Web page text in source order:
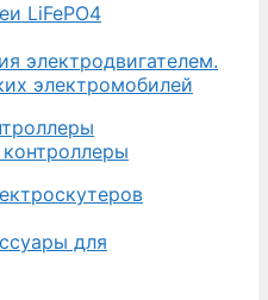
LiFePO4
электродвигателем.
электромобилей
для